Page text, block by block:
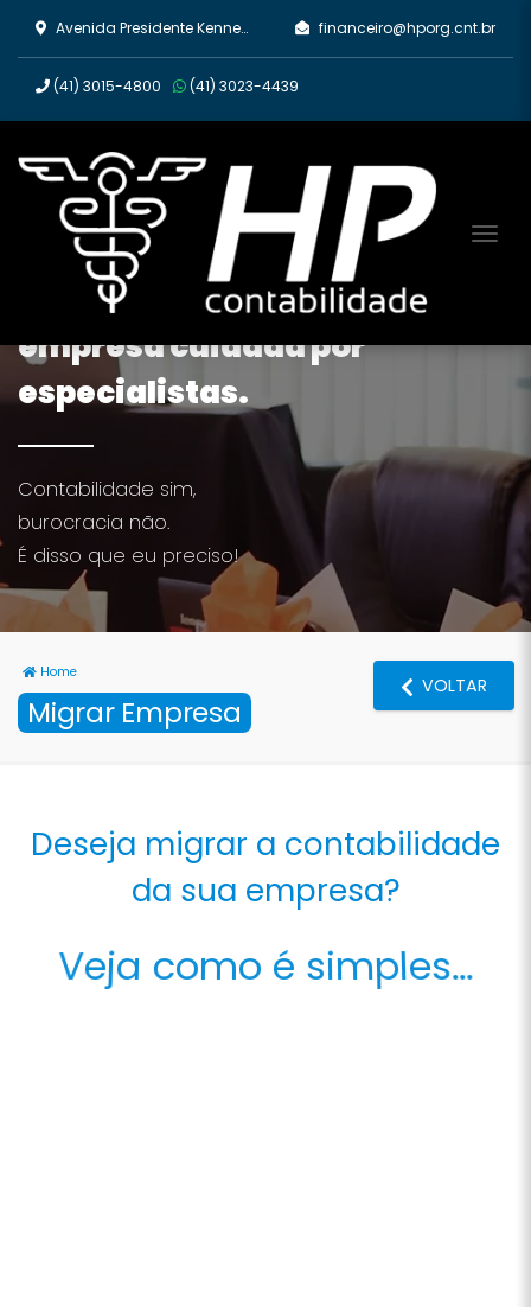
Avenida Presidente Kennedy, 2670 - Rebouças, Curitiba/PR financeiro@hporg.cnt.br
(41) 3015-4800 (41) 3023-4439
Tenha a contabilidade da sua
empresa cuidada por
especialistas.
Contabilidade sim,
burocracia não.
É disso que eu preciso!
Home
Migrar Empresa
VOLTAR
Deseja migrar a contabilidade
da sua empresa?
Veja como é simples...